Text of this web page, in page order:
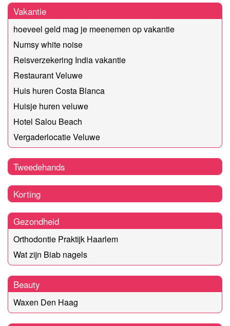
Vakantie
hoeveel geld mag je meenemen op vakantie
Numsy white noise
Reisverzekering India vakantie
Restaurant Veluwe
Huis huren Costa Blanca
Huisje huren veluwe
Hotel Salou Beach
Vergaderlocatie Veluwe
Tweedehands
Korting
Gezondheid
Orthodontie Praktijk Haarlem
Wat zijn Biab nagels
Beauty
Waxen Den Haag